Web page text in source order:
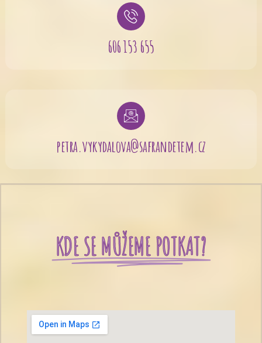
606 153 655
petra.vykydalova@safrandetem.cz
KDE SE MŮŽEME POTKAT?